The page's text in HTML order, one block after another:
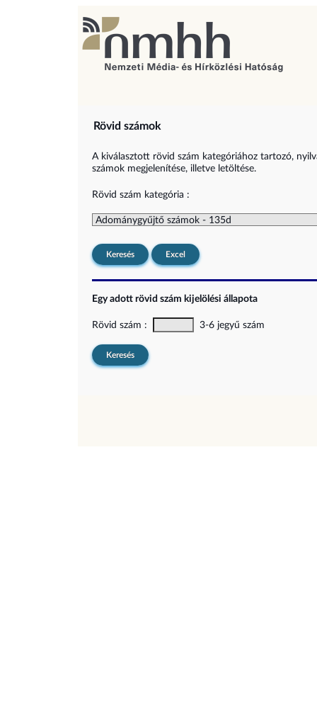
Rövid számok
A kiválasztott rövid szám kategóriához tartozó,
számok megjelenítése, illetve letöltése.
Rövid szám kategória :
Keresés Excel
Egy adott rövid szám kijelölési állapota
Rövid szám : 3-6 jegyű szám
Keresés